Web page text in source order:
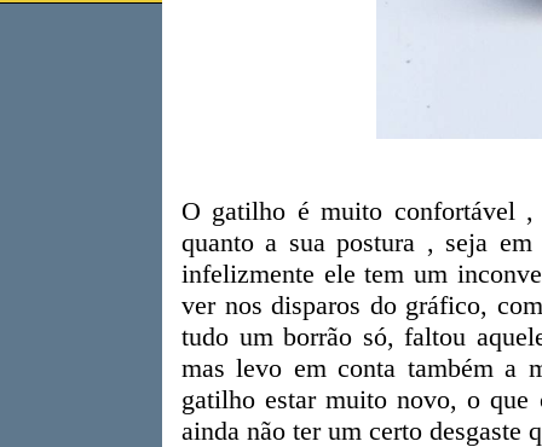
O gatilho é muito confortável ,
quanto a sua postura , seja em
infelizmente ele tem um
ver nos disparos do gráfico,
tudo um borrão só, faltou
mas levo em conta também a
gatilho estar muito novo, o que
ainda não ter um certo desgaste